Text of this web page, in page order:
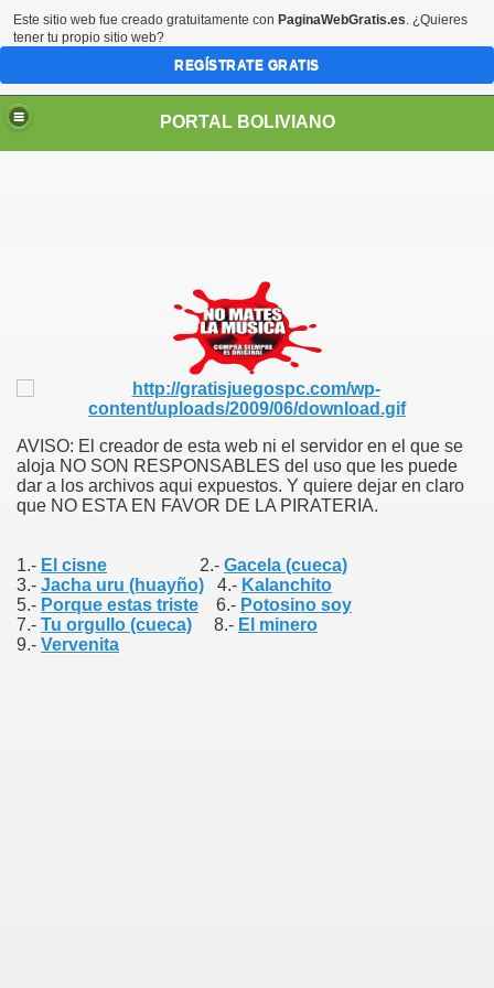
PORTAL BOLIVIANO
AVISO: El creador de esta web ni el servidor en el que se
aloja NO SON RESPONSABLES del uso que les puede
dar a los archivos aqui expuestos. Y quiere dejar en claro
que NO ESTA EN FAVOR DE LA PIRATERIA.
1.- El cisne 2.- Gacela (cueca)
3.- Jacha uru (huayño) 4.- Kalanchito
5.- Porque estas triste 6.- Potosino soy
7.- Tu orgullo (cueca) 8.- El minero
9.- Vervenita
Este sitio web fue creado gratuitamente con PaginaWebGratis.es. ¿Quieres
tener tu propio sitio web?
REGÍSTRATE GRATIS